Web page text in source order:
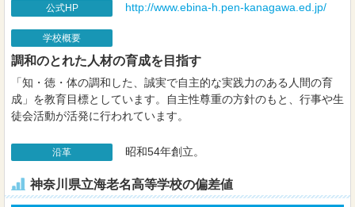
公式HP http://www.ebina-h.pen-kanagawa.ed.jp/
学校概要
調和のとれた人材の育成を目指す
「知・徳・体の調和した、誠実で自主的な実践力のある人間の育
成」を教育目標としています。自主性尊重の方針のもと、行事や生
徒会活動が活発に行われています。
沿革 昭和54年創立。
神奈川県立海老名高等学校の偏差値